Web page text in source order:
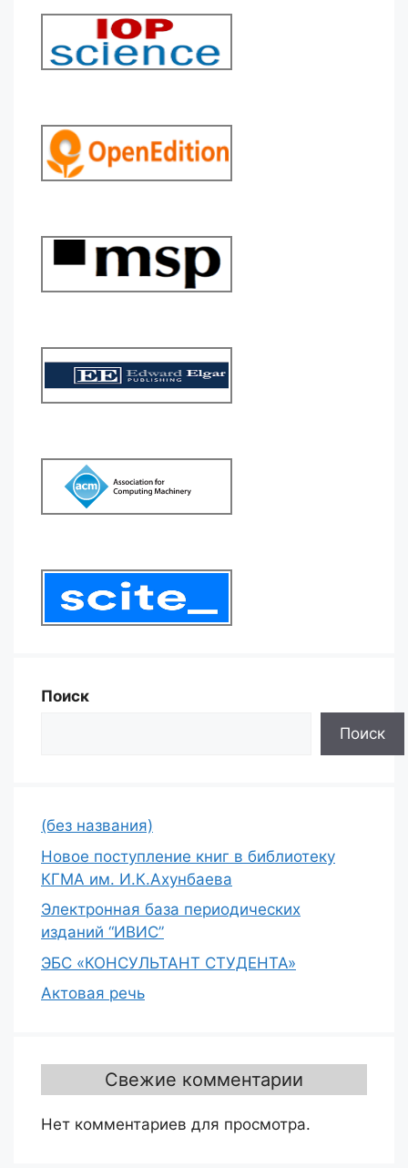
Поиск
Поиск
(без названия)
Новое поступление книг в библиотеку
КГМА им. И.К.Ахунбаева
Электронная база периодических
изданий “ИВИС”
ЭБС «КОНСУЛЬТАНТ СТУДЕНТА»
Актовая речь
Свежие комментарии
Нет комментариев для просмотра.